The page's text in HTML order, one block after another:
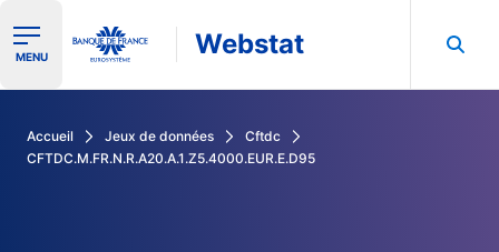
Ouvrir le menu de navigation
MENU Webstat
Accueil Jeux de données
Cftdc
CFTDC.M.FR.N.R.A20.A.1.Z5.4000.EUR.E.D95